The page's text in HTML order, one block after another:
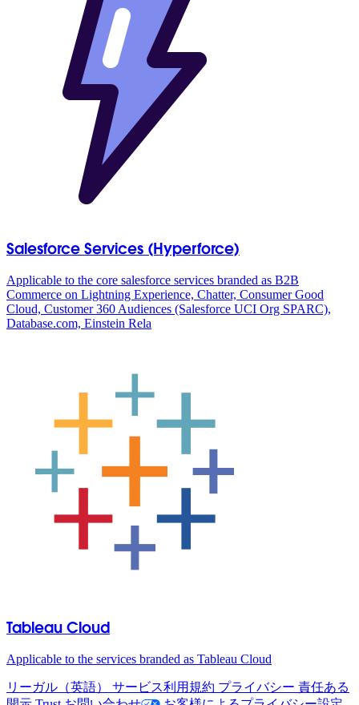
Salesforce Services (Hyperforce)
Applicable to the core salesforce services branded as B2B
Commerce on Lightning Experience, Chatter, Consumer Good
Cloud, Customer 360 Audiences (Salesforce UCI Org SPARC),
Database.com, Einstein Rela
Tableau Cloud
Applicable to the services branded as Tableau Cloud
リーガル（英語） サービス利用規約 プライバシー 責任ある